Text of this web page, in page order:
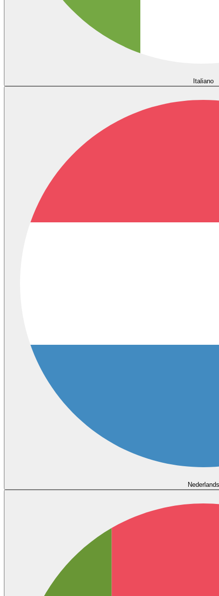
Italiano
Nederlands